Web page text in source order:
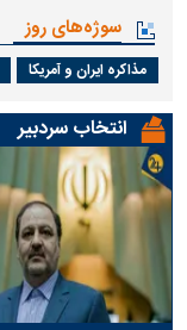
سوژه‌های روز
مذاکره ایران و آمریکا
انتخاب سردبیر